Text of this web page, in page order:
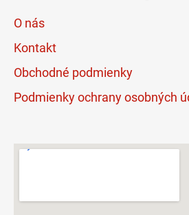
O nás
Kontakt
Obchodné podmienky
Podmienky ochrany osobných